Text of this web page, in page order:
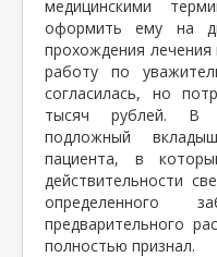
медицинскими
оформить ему на
прохождения лечения
работу по
согласилась, но
тысяч рублей. В
подложный
пациента, в
действительности
определенного
предварительного
полностью признал.